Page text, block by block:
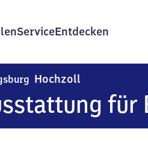
ServiceEntdecken
Hochzoll